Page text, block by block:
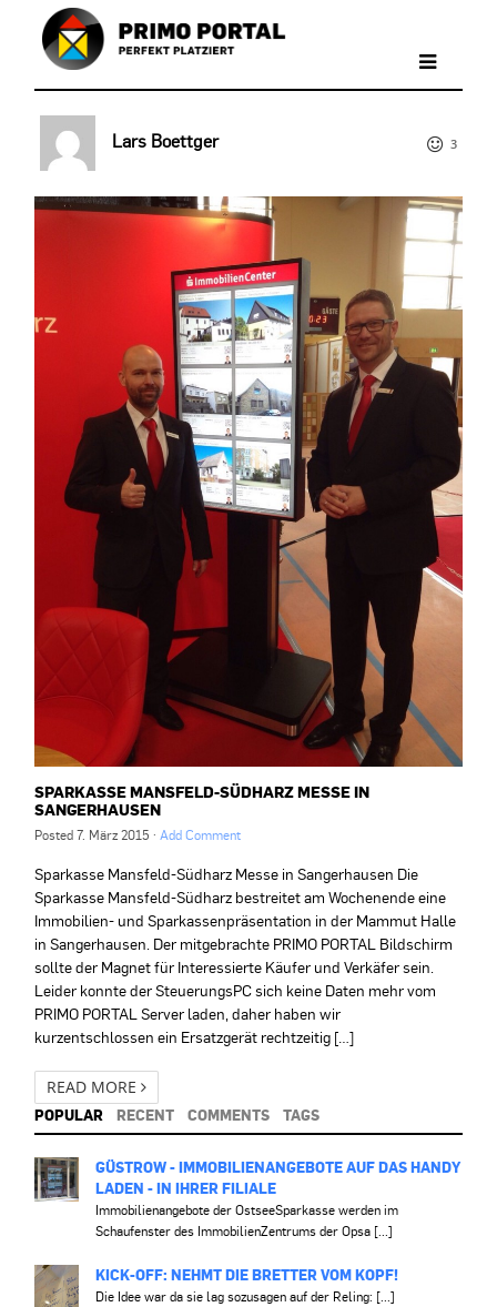
Lars Boettger 3
SPARKASSE MANSFELD-SÜDHARZ MESSE IN
SANGERHAUSEN
Posted7. März 2015 ·Add Comment
Sparkasse Mansfeld-Südharz Messe in Sangerhausen Die
Sparkasse Mansfeld-Südharz bestreitet am Wochenende eine
Immobilien- und Sparkassenpräsentation in der Mammut Halle
in Sangerhausen. Der mitgebrachte PRIMO PORTAL Bildschirm
sollte der Magnet für Interessierte Käufer und Verkäfer sein.
Leider konnte der SteuerungsPC sich keine Daten mehr vom
PRIMO PORTAL Server laden, daher haben wir
kurzentschlossen ein Ersatzgerät rechtzeitig […]
READ MORE
POPULAR RECENT COMMENTS TAGS
GÜSTROW - IMMOBILIENANGEBOTE AUF DAS HANDY
LADEN - IN IHRER FILIALE
Immobilienangebote der OstseeSparkasse werden im
Schaufenster des ImmobilienZentrums der Opsa [...]
KICK-OFF: NEHMT DIE BRETTER VOM KOPF!
Die Idee war da sie lag sozusagen auf der Reling: [...]